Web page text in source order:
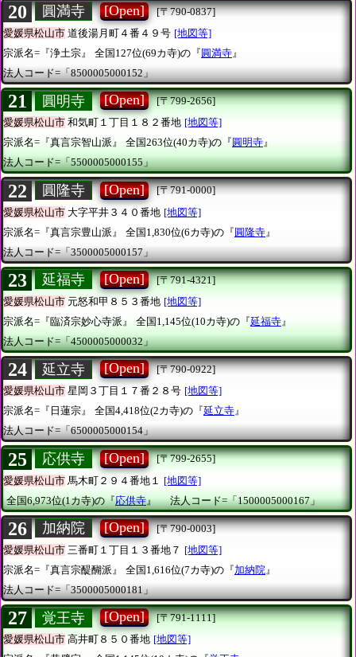
20 圓満寺 [Open]
[〒790-0837]
愛媛県松山市 道後湯月町４番４９号 [地図等]
宗派名=『浄土宗』
全国127位(69カ寺)の『 圓満寺 』
法人コード=「8500005000152」
21 圓明寺 [Open]
[〒799-2656]
愛媛県松山市 和気町１丁目１８２番地 [地図等]
宗派名=『真言宗智山派』
全国263位(40カ寺)の『 圓明寺』
法人コード=「5500005000155」
22 圓隆寺 [Open]
[〒791-0000]
愛媛県松山市 大字平井３４０番地 [地図等]
宗派名=『真言宗豊山派』
全国1,830位(6カ寺)の『圓隆寺 』
法人コード=「3500005000157」
23 延福寺 [Open]
[〒791-4321]
愛媛県松山市 元怒和甲８５３番地 [地図等]
宗派名=『臨済宗妙心寺派』
全国1,145位(10カ寺)の『延福寺 』
法人コード=「4500005000032」
24 延立寺 [Open]
[〒790-0922]
愛媛県松山市 星岡３丁目１７番２８号 [地図等]
宗派名=『日蓮宗』
全国4,418位(2カ寺)の『延立寺』
法人コード=「6500005000154」
25 応供寺 [Open]
[〒799-2655]
愛媛県松山市 馬木町２９４番地１
[地図等]
全国6,973位(1カ寺)の『応供寺』 法人コード=「1500005000167」
26 加納院 [Open]
[〒790-0003]
愛媛県松山市 三番町１丁目１３番地７ [地図等]
宗派名=『真言宗醍醐派』
全国1,616位(7カ寺)の『加納院 』
法人コード=「3500005000181」
27 覚王寺 [Open]
[〒791-1111]
愛媛県松山市 高井町８５０番地 [地図等]